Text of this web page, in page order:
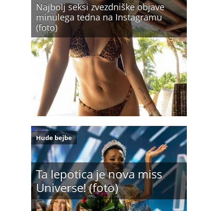
Najbolj seksi zvezdniške objave
minulega tedna na Instagramu
(foto)
Ta lepotica je nova miss
Universe! (foto)
Hude bejbe